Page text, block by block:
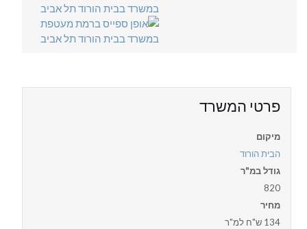
פרטי המשרד
מיקום
הבית הורוד
גודל במ"ר
820
מחיר
134 ש"ח למ"ר